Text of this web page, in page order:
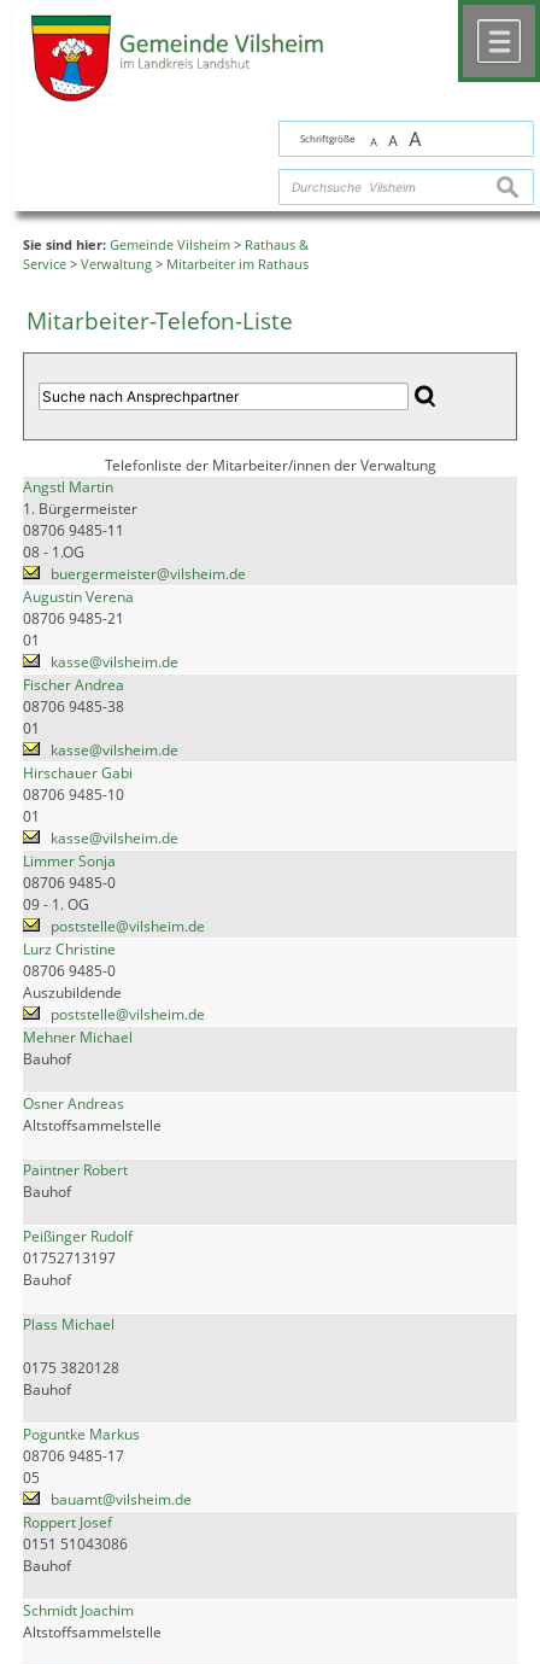
Schriftgröße A A A
Sie sind hier: Gemeinde Vilsheim > Rathaus &
Service > Verwaltung > Mitarbeiter im Rathaus
Mitarbeiter-Telefon-Liste
Telefonliste der Mitarbeiter/innen der Verwaltung
Angstl Martin
1. Bürgermeister
08706 9485-11
08 - 1.OG
buergermeister@vilsheim.de
Augustin Verena
08706 9485-21
01
kasse@vilsheim.de
Fischer Andrea
08706 9485-38
01
kasse@vilsheim.de
Hirschauer Gabi
08706 9485-10
01
kasse@vilsheim.de
Limmer Sonja
08706 9485-0
09 - 1. OG
poststelle@vilsheim.de
Lurz Christine
08706 9485-0
Auszubildende
poststelle@vilsheim.de
Mehner Michael
Bauhof
Osner Andreas
Altstoffsammelstelle
Paintner Robert
Bauhof
Peißinger Rudolf
01752713197
Bauhof
Plass Michael
0175 3820128
Bauhof
Poguntke Markus
08706 9485-17
05
bauamt@vilsheim.de
Roppert Josef
0151 51043086
Bauhof
Schmidt Joachim
Altstoffsammelstelle